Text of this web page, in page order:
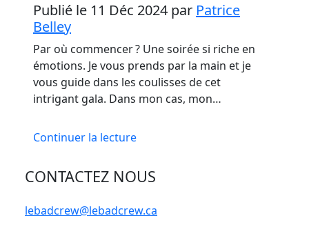
Publié le 11 Déc 2024 par Patrice
Belley
Par où commencer ? Une soirée si riche en
émotions. Je vous prends par la main et je
vous guide dans les coulisses de cet
intrigant gala. Dans mon cas, mon…
Continuer la lecture
CONTACTEZ NOUS
lebadcrew@lebadcrew.ca